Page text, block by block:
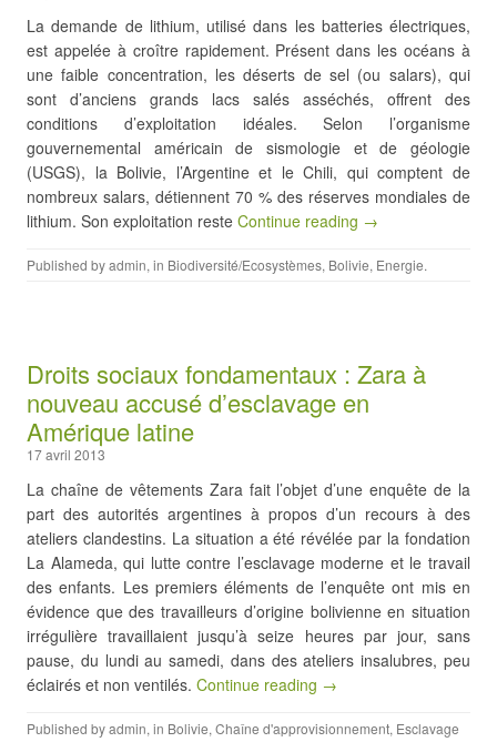
La demande de lithium, utilisé dans les batteries électriques,
est appelée à croître rapidement. Présent dans les océans à
une faible concentration, les déserts de sel (ou salars), qui
sont d’anciens grands lacs salés asséchés, offrent des
conditions d’exploitation idéales. Selon l’organisme
gouvernemental américain de sismologie et de géologie
(USGS), la Bolivie, l’Argentine et le Chili, qui comptent de
nombreux salars, détiennent 70 % des réserves mondiales de
lithium. Son exploitation reste Continue reading →
Published byadmin, in Biodiversité/Ecosystèmes, Bolivie, Energie.
Droits sociaux fondamentaux : Zara à
nouveau accusé d’esclavage en
Amérique latine
17 avril 2013
La chaîne de vêtements Zara fait l’objet d’une enquête de la
part des autorités argentines à propos d’un recours à des
ateliers clandestins. La situation a été révélée par la fondation
La Alameda, qui lutte contre l’esclavage moderne et le travail
des enfants. Les premiers éléments de l’enquête ont mis en
évidence que des travailleurs d’origine bolivienne en situation
irrégulière travaillaient jusqu’à seize heures par jour, sans
pause, du lundi au samedi, dans des ateliers insalubres, peu
éclairés et non ventilés. Continue reading →
Published byadmin, in Bolivie, Chaîne d'approvisionnement, Esclavage